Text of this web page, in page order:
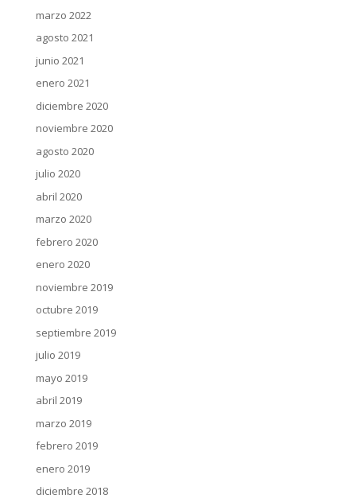
marzo 2022
agosto 2021
junio 2021
enero 2021
diciembre 2020
noviembre 2020
agosto 2020
julio 2020
abril 2020
marzo 2020
febrero 2020
enero 2020
noviembre 2019
octubre 2019
septiembre 2019
julio 2019
mayo 2019
abril 2019
marzo 2019
febrero 2019
enero 2019
diciembre 2018